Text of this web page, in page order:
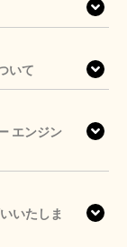
いて
エンジン
いたしま